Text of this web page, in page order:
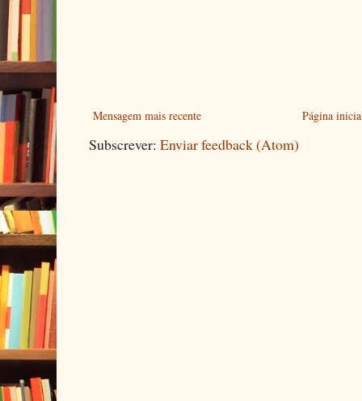
Mensagem mais recente Página
Subscrever: Enviar feedback (Atom)